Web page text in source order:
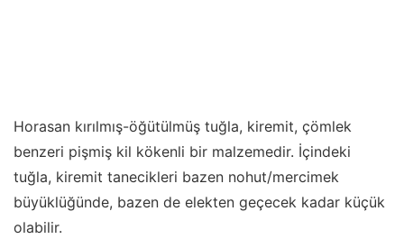
Horasan kırılmış-öğütülmüş tuğla, kiremit, çömlek
benzeri pişmiş kil kökenli bir malzemedir. İçindeki
tuğla, kiremit tanecikleri bazen nohut/mercimek
büyüklüğünde, bazen de elekten geçecek kadar küçük
olabilir.